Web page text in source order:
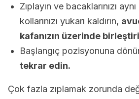
Zıplayın ve bacaklarınızı
kollarınızı yukarı kaldırın,
kafanızın üzerinde
Başlangıç pozisyonuna
tekrar edin.
Çok fazla zıplamak zorunda